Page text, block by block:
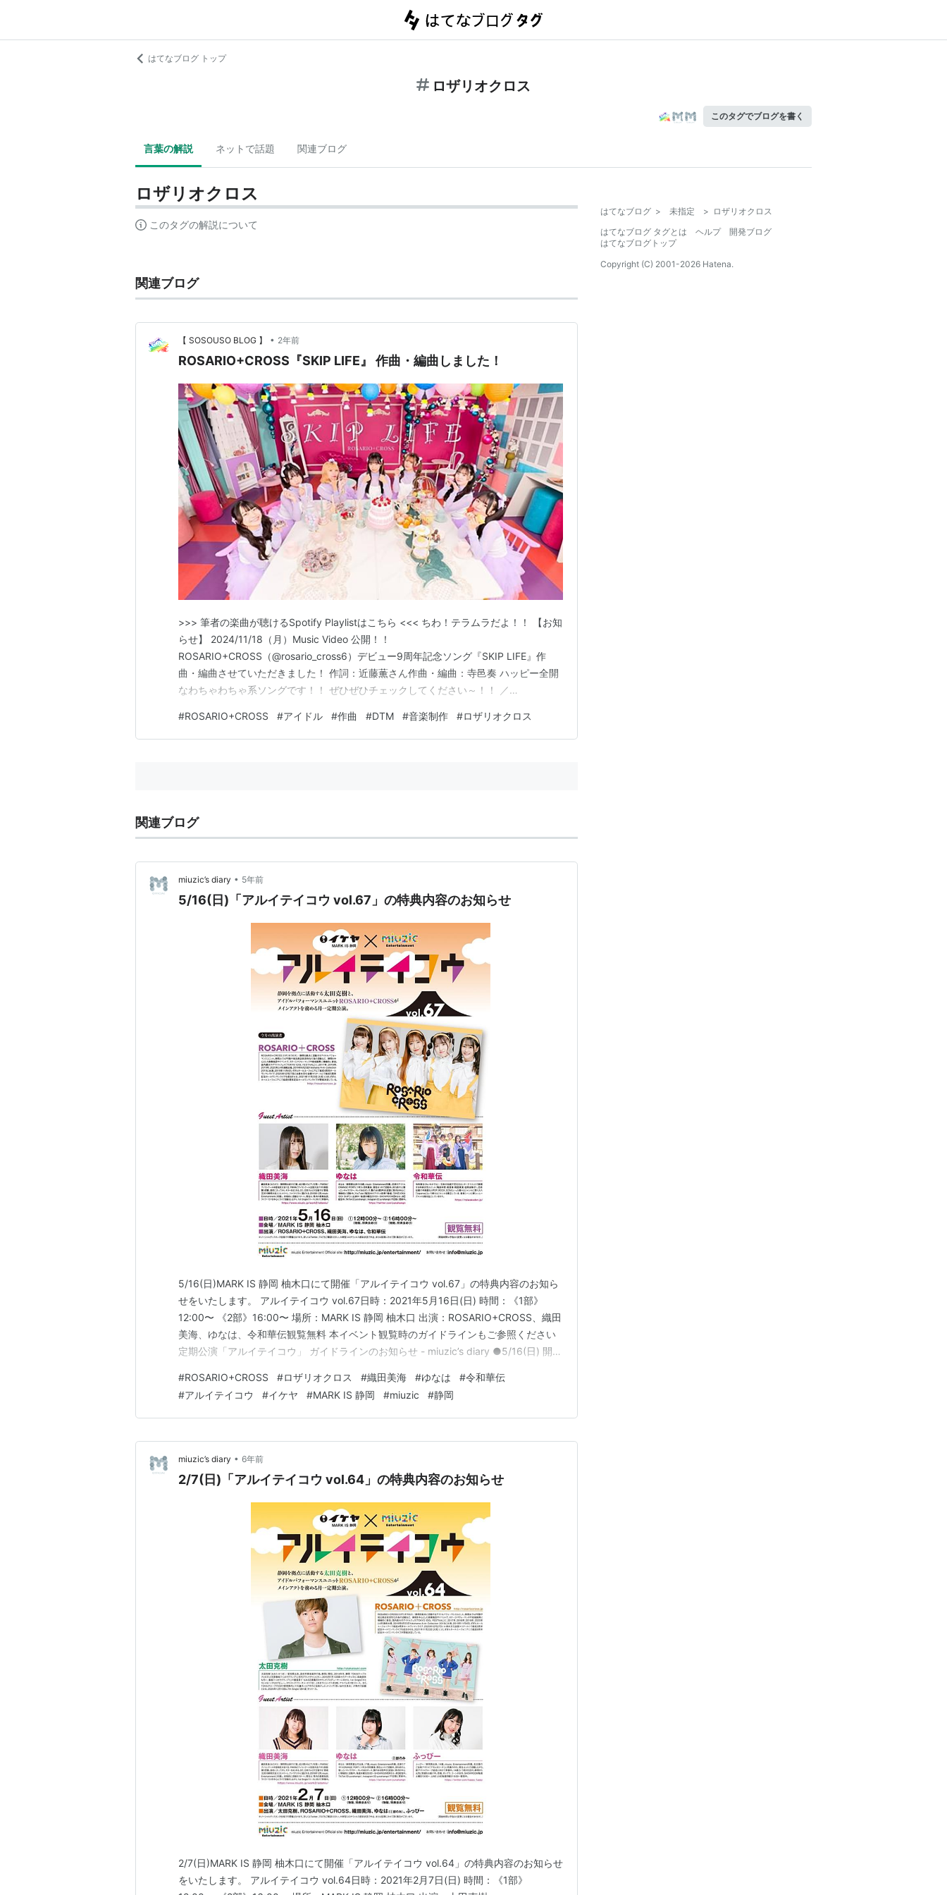
はてなブログ トップ
ロザリオクロス
このタグでブログを書く
言葉の解説 ネットで話題 関連ブログ
ロザリオクロス
このタグの解説について
関連ブログ
【 SOSOUSO BLOG 】 • 2年前
ROSARIO+CROSS『SKIP LIFE』 作曲・編曲しました！
>>> 筆者の楽曲が聴けるSpotify Playlistはこちら <<< ちわ！テラムラだよ！！ 【お知
らせ】 2024/11/18（月）Music Video 公開！！
ROSARIO+CROSS（@rosario_cross6）デビュー9周年記念ソング『SKIP LIFE』作
曲・編曲させていただきました！ 作詞：近藤薫さん作曲・編曲：寺邑奏 ハッピー全開
なわちゃわちゃ系ソングです！！ ぜひぜひチェックしてください～！！ ／
た✨＼❥フルver.はこちらhttps://t.co/3vEhv…
#ROSARIO+CROSS #アイドル #作曲 #DTM #音楽制作 #ロザリオクロス
関連ブログ
miuzic’s diary • 5年前
5/16(日)「アルイテイコウ vol.67」の特典内容のお知らせ
5/16(日)MARK IS 静岡 柚木口にて開催「アルイテイコウ vol.67」の特典内容のお知ら
せをいたします。 アルイテイコウ vol.67日時：2021年5月16日(日) 時間：《1部》
12:00〜 《2部》16:00〜 場所：MARK IS 静岡 柚木口 出演：ROSARIO+CROSS、織田
美海、ゆなは、令和華伝観覧無料 本イベント観覧時のガイドラインもご参照ください
定期公演「アルイテイコウ」 ガイドラインのお知らせ - miuzic’s diary ●5/16(日) 開催
特典会とさせて頂きます。…
#ROSARIO+CROSS #ロザリオクロス #織田美海 #ゆなは #令和華伝
#アルイテイコウ #イケヤ #MARK IS 静岡 #miuzic #静岡
miuzic’s diary • 6年前
2/7(日)「アルイテイコウ vol.64」の特典内容のお知らせ
2/7(日)MARK IS 静岡 柚木口にて開催「アルイテイコウ vol.64」の特典内容のお知らせ
をいたします。 アルイテイコウ vol.64日時：2021年2月7日(日) 時間：《1部》
はてなブログ > 未指定 > ロザリオクロス
はてなブログ タグとは
ヘルプ
開発ブログ
はてなブログトップ
Copyright (C) 2001-2026 Hatena.